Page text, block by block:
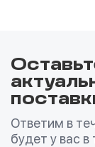
Ответим в
будет у вас